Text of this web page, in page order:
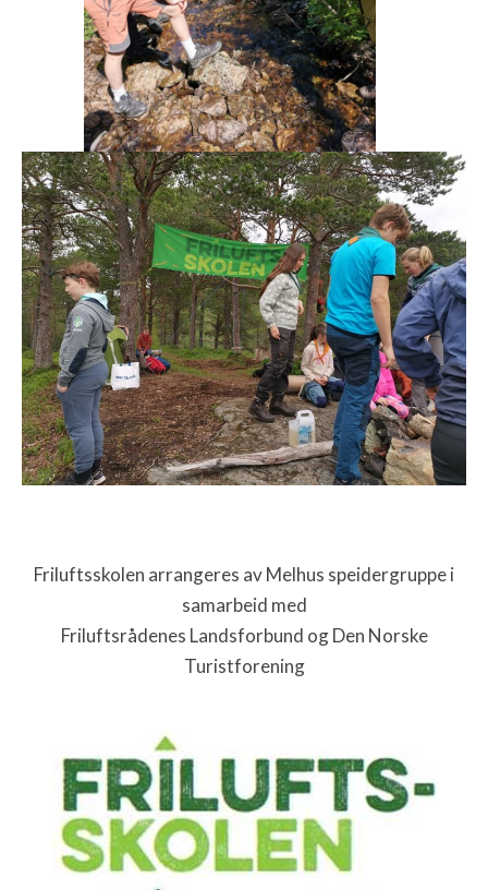
Friluftsskolen arrangeres av Melhus speidergruppe i
samarbeid med
Friluftsrådenes Landsforbund og Den Norske
Turistforening